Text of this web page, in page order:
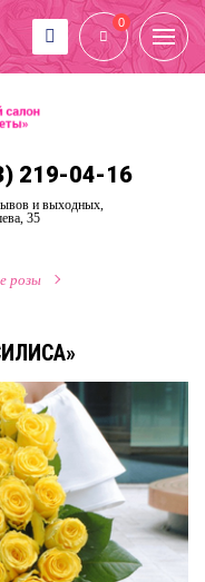
219-04-16
и выходных,
35
0
розы